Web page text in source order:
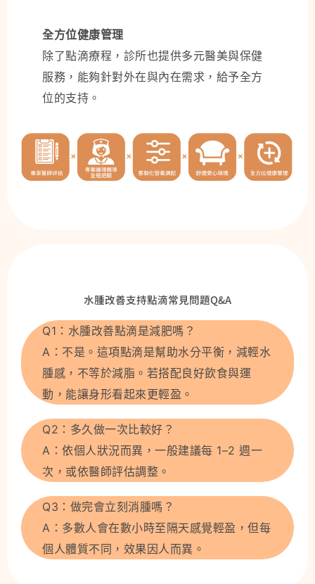
全方位健康管理
除了點滴療程，診所也提供多元醫美與保健
服務，能夠針對外在與內在需求，給予全方
位的支持。
水腫改善支持點滴常見問題Q&A
Q1：水腫改善點滴是減肥嗎？
A：不是。這項點滴是幫助水分平衡，減輕水
腫感，不等於減脂。若搭配良好飲食與運
動，能讓身形看起來更輕盈。
Q2：多久做一次比較好？
A：依個人狀況而異，一般建議每 1–2 週一
次，或依醫師評估調整。
Q3：做完會立刻消腫嗎？
A：多數人會在數小時至隔天感覺輕盈，但每
個人體質不同，效果因人而異。